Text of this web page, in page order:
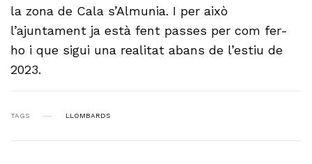
la zona de Cala s’Almunia. I per això
l’ajuntament ja està fent passes per com fer-
ho i que sigui una realitat abans de l’estiu de
2023.
TAGS LLOMBARDS